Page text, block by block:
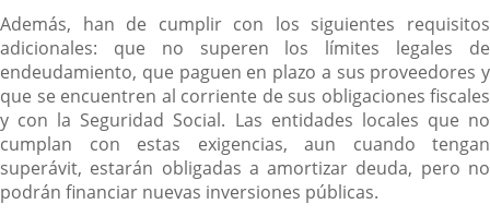
Además, han de cumplir con los siguientes requisitos
adicionales: que no superen los límites legales de
endeudamiento, que paguen en plazo a sus proveedores y
que se encuentren al corriente de sus obligaciones fiscales
y con la Seguridad Social. Las entidades locales que no
cumplan con estas exigencias, aun cuando tengan
superávit, estarán obligadas a amortizar deuda, pero no
podrán financiar nuevas inversiones públicas.